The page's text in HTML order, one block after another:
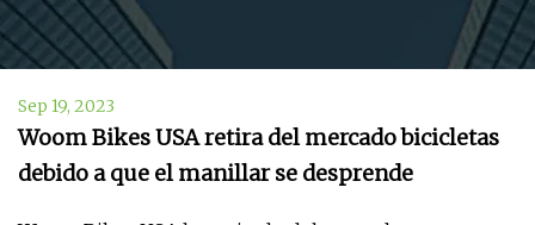
Sep 19, 2023
Woom Bikes USA retira del mercado bicicletas
debido a que el manillar se desprende